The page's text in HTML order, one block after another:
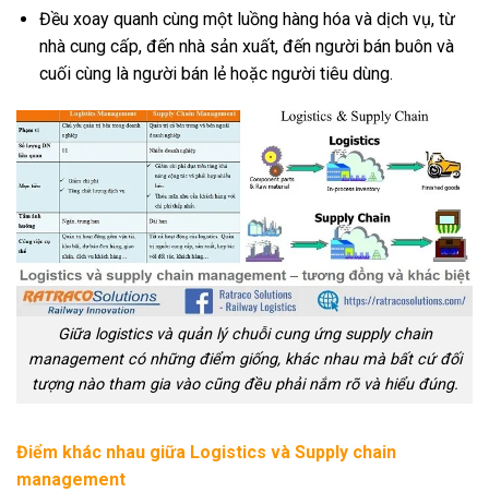
Đều xoay quanh cùng một luồng hàng hóa và dịch vụ, từ
nhà cung cấp, đến nhà sản xuất, đến người bán buôn và
cuối cùng là người bán lẻ hoặc người tiêu dùng.
Giữa logistics và quản lý chuỗi cung ứng supply chain
management có những điểm giống, khác nhau mà bất cứ đối
tượng nào tham gia vào cũng đều phải nắm rõ và hiểu đúng.
Điểm khác nhau giữa Logistics và Supply chain
management